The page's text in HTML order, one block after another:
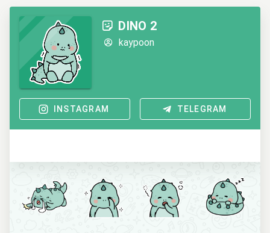
DINO 2
kaypoon
INSTAGRAM TELEGRAM